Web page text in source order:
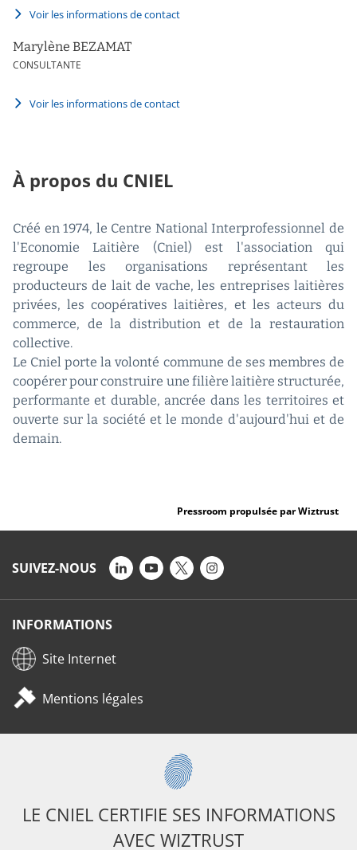
Voir les informations de contact
Marylène BEZAMAT
CONSULTANTE
Voir les informations de contact
À propos du CNIEL
Créé en 1974, le Centre National Interprofessionnel de
l'Economie Laitière (Cniel) est l'association qui
regroupe les organisations représentant les
producteurs de lait de vache, les entreprises laitières
privées, les coopératives laitières, et les acteurs du
commerce, de la distribution et de la restauration
collective.
Le Cniel porte la volonté commune de ses membres de
coopérer pour construire une filière laitière structurée,
performante et durable, ancrée dans les territoires et
ouverte sur la société et le monde d'aujourd'hui et de
demain.
Pressroom propulsée par Wiztrust
SUIVEZ-NOUS
INFORMATIONS
Site Internet
Mentions légales
LE CNIEL CERTIFIE SES INFORMATIONS
AVEC WIZTRUST